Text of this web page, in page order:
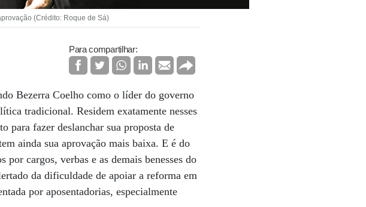
(Crédito: Roque de Sá)
Para compartilhar:
Bezerra Coelho como o líder do governo
tradicional. Residem exatamente nesses
para fazer deslanchar sua proposta de
ainda sua aprovação mais baixa. E é do
por cargos, verbas e as demais benesses do
da dificuldade de apoiar a reforma em
por aposentadorias, especialmente